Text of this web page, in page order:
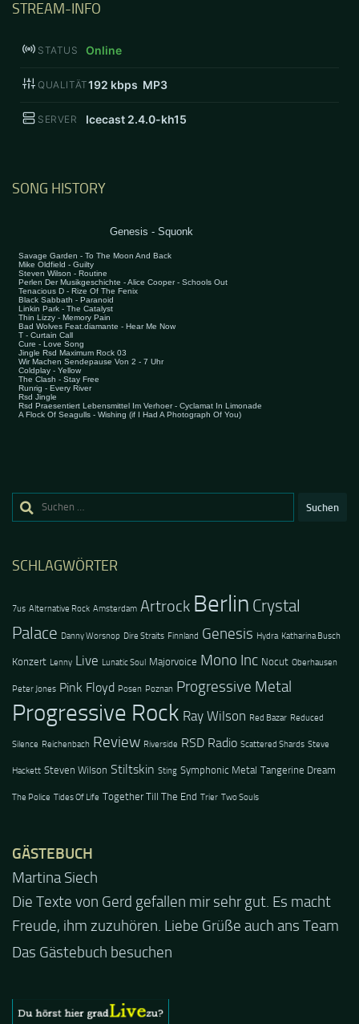
STREAM-INFO
STATUS Online
QUALITÄT192 kbps MP3
SERVER Icecast 2.4.0-kh15
SONG HISTORY
Suchen
SCHLAGWÖRTER
7us Alternative Rock Amsterdam Artrock Berlin Crystal
Palace Danny Worsnop Dire Straits Finnland Genesis Hydra Katharina Busch
Konzert Lenny Live Lunatic Soul Majorvoice Mono Inc Nocut Oberhausen
Peter Jones Pink Floyd Posen Poznan Progressive Metal
Progressive Rock Ray Wilson Red Bazar Reduced
Silence Reichenbach Review Riverside RSD Radio Scattered Shards Steve
Hackett Steven Wilson Stiltskin Sting Symphonic Metal Tangerine Dream
The Police Tides Of Life Together Till The End Trier Two Souls
GÄSTEBUCH
Jacel
Guten Abend und auch von uns nochmals besten
Dank für die tolle Mucke zur Party! Der aktuelle Live
Stream ist eine schöne Zusammenfassung - Merci...